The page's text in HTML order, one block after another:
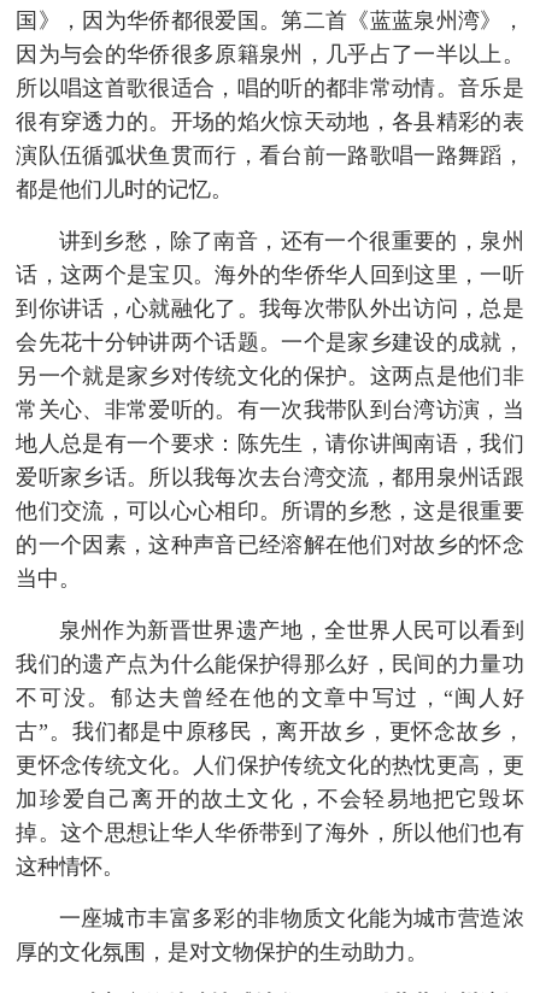
国》，因为华侨都很爱国。第二首《蓝蓝泉州湾》，
因为与会的华侨很多原籍泉州，几乎占了一半以上。
所以唱这首歌很适合，唱的听的都非常动情。音乐是
很有穿透力的。开场的焰火惊天动地，各县精彩的表
演队伍循弧状鱼贯而行，看台前一路歌唱一路舞蹈，
都是他们儿时的记忆。
讲到乡愁，除了南音，还有一个很重要的，泉州
话，这两个是宝贝。海外的华侨华人回到这里，一听
到你讲话，心就融化了。我每次带队外出访问，总是
会先花十分钟讲两个话题。一个是家乡建设的成就，
另一个就是家乡对传统文化的保护。这两点是他们非
常关心、非常爱听的。有一次我带队到台湾访演，当
地人总是有一个要求：陈先生，请你讲闽南语，我们
爱听家乡话。所以我每次去台湾交流，都用泉州话跟
他们交流，可以心心相印。所谓的乡愁，这是很重要
的一个因素，这种声音已经溶解在他们对故乡的怀念
当中。
泉州作为新晋世界遗产地，全世界人民可以看到
我们的遗产点为什么能保护得那么好，民间的力量功
不可没。郁达夫曾经在他的文章中写过，“闽人好
古”。我们都是中原移民，离开故乡，更怀念故乡，
更怀念传统文化。人们保护传统文化的热忱更高，更
加珍爱自己离开的故土文化，不会轻易地把它毁坏
掉。这个思想让华人华侨带到了海外，所以他们也有
这种情怀。
一座城市丰富多彩的非物质文化能为城市营造浓
厚的文化氛围，是对文物保护的生动助力。